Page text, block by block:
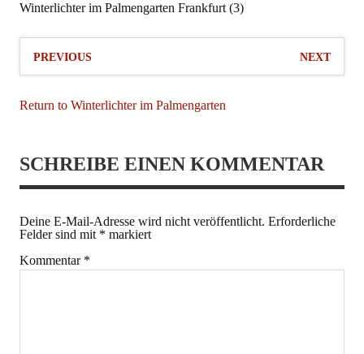
Winterlichter im Palmengarten Frankfurt (3)
PREVIOUS NEXT
Return to Winterlichter im Palmengarten
SCHREIBE EINEN KOMMENTAR
Deine E-Mail-Adresse wird nicht veröffentlicht. Erforderliche
Felder sind mit * markiert
Kommentar *